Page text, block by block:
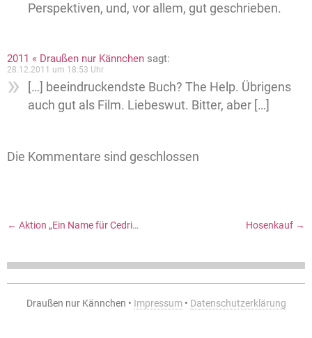
Perspektiven, und, vor allem, gut geschrieben.
2011 « Draußen nur Kännchen sagt:
28.12.2011 um 18:53 Uhr
[…] beeindruckendste Buch? The Help. Übrigens
auch gut als Film. Liebeswut. Bitter, aber […]
Die Kommentare sind geschlossen
← Aktion „Ein Name für Cedric Pascal“ Hosenkauf →
Draußen nur Kännchen • Impressum• Datenschutzerklärung